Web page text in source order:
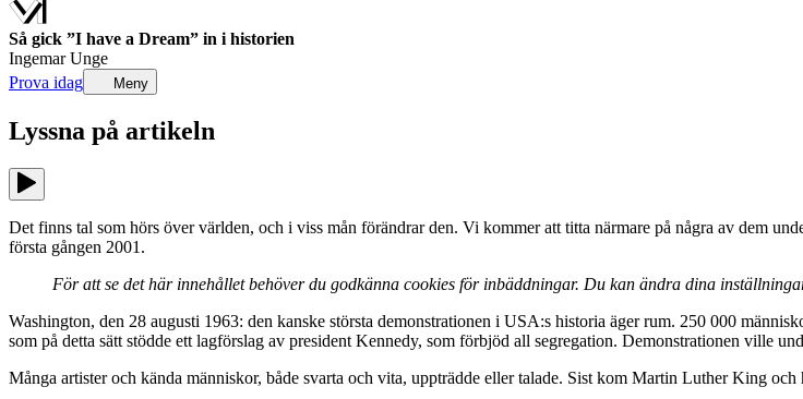
Så gick ”I have a Dream” in i historien
Ingemar Unge
Prova idag
Meny
Lyssna på artikeln
Det finns tal som hörs över världen, och i viss mån förändrar den. Vi kommer att titta närmare på några av dem
första gången 2001.
För att se det här innehållet behöver du godkänna cookies för inbäddningar. Du kan ändra dina
Washington, den 28 augusti 1963: den kanske största demonstrationen i USA:s historia äger rum. 250 000
som på detta sätt stödde ett lagförslag av president Kennedy, som förbjöd all segregation. Demonstrationen ville
Många artister och kända människor, både svarta och vita, uppträdde eller talade. Sist kom Martin Luther King och